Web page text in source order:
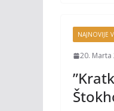
NAJNOVIJE
20. Marta